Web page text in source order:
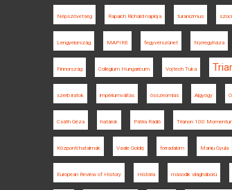
Népszövetség Rapaich Richárd naplója turanizmus
Lengyelország MAPIRE fegyverszünet Nyíregyháza
Finnország Collegium Hungaricum Vojtech Tuka
szerb iratok impériumváltás összeomlás Algyógy
Csáth Géza határok Pátria Rádió Trianon 100
Központi hatalmak Vasile Goldiș forradalom Maniu Gyula
European Review of History História második világháború